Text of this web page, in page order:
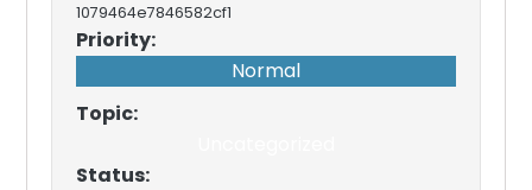
1079464e7846582cf1
Priority:
Normal
Topic:
Status: